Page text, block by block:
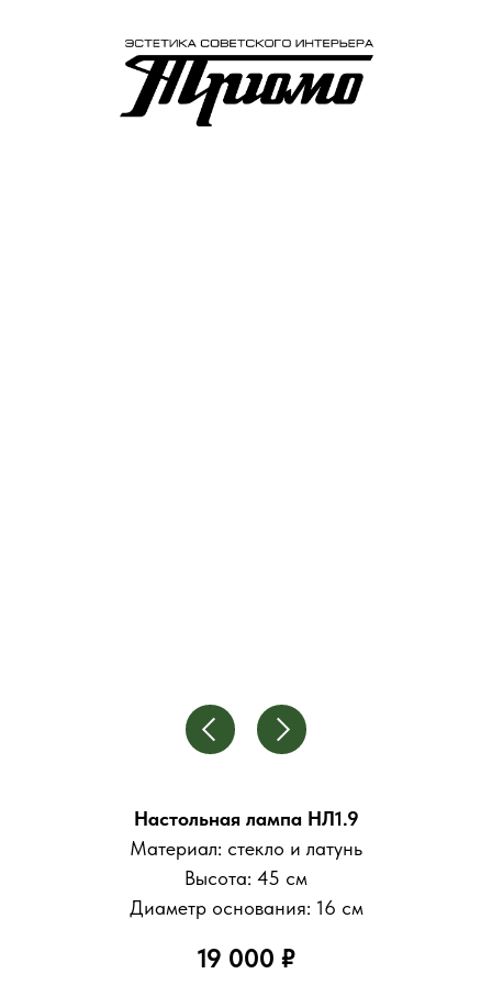
Настольная лампа НЛ1.9
Материал: стекло и латунь
Высота: 45 см
Диаметр основания: 16 см
19 000 ₽